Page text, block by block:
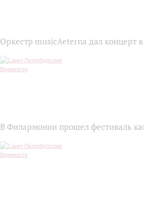
Оркестр musicAeterna дал концерт
В Филармонии прошел фестиваль